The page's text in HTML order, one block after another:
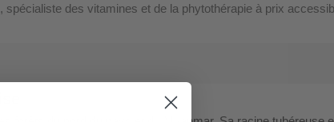
des vitamines et de la phytothérapie à prix